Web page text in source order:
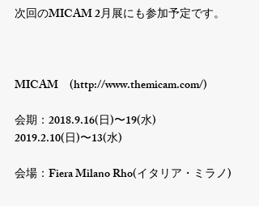
次回のMICAM 2月展にも参加予定です。
MICAM　(http://www.themicam.com/)
会期：2018.9.16(日)〜19(水)
2019.2.10(日)〜13(水)
会場：Fiera Milano Rho(イタリア・ミラノ)